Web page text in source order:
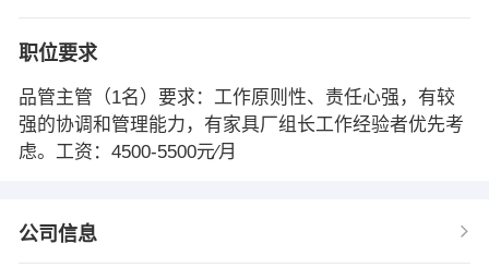
职位要求
品管主管（1名）要求：工作原则性、责任心强，有较
强的协调和管理能力，有家具厂组长工作经验者优先考
虑。工资：4500-5500元∕月
公司信息